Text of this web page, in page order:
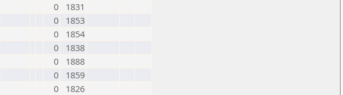
0
1831
0
1853
0
1854
0
1838
0
1888
0
1859
0
1826